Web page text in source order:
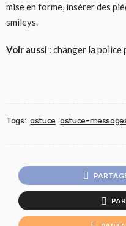
mise en forme, insérer des
smileys.
Voir aussi : changer la police
Tags: astuce astuce-